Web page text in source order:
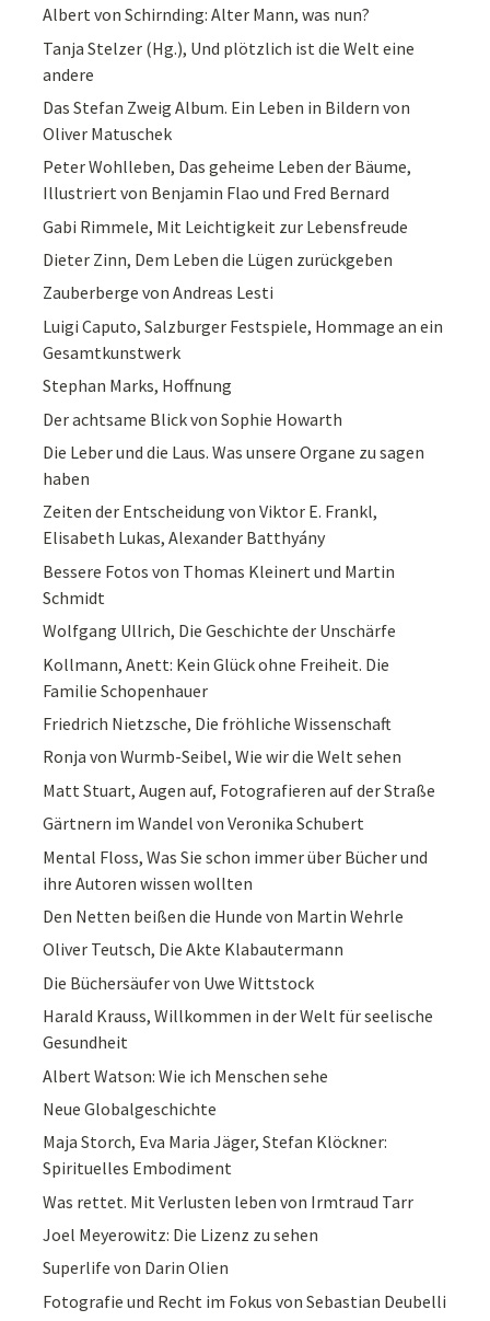
Albert von Schirnding: Alter Mann, was nun?
Tanja Stelzer (Hg.), Und plötzlich ist die Welt eine
andere
Das Stefan Zweig Album. Ein Leben in Bildern von
Oliver Matuschek
Peter Wohlleben, Das geheime Leben der Bäume,
Illustriert von Benjamin Flao und Fred Bernard
Gabi Rimmele, Mit Leichtigkeit zur Lebensfreude
Dieter Zinn, Dem Leben die Lügen zurückgeben
Zauberberge von Andreas Lesti
Luigi Caputo, Salzburger Festspiele, Hommage an ein
Gesamtkunstwerk
Stephan Marks, Hoffnung
Der achtsame Blick von Sophie Howarth
Die Leber und die Laus. Was unsere Organe zu sagen
haben
Zeiten der Entscheidung von Viktor E. Frankl,
Elisabeth Lukas, Alexander Batthyány
Bessere Fotos von Thomas Kleinert und Martin
Schmidt
Wolfgang Ullrich, Die Geschichte der Unschärfe
Kollmann, Anett: Kein Glück ohne Freiheit. Die
Familie Schopenhauer
Friedrich Nietzsche, Die fröhliche Wissenschaft
Ronja von Wurmb-Seibel, Wie wir die Welt sehen
Matt Stuart, Augen auf, Fotografieren auf der Straße
Gärtnern im Wandel von Veronika Schubert
Mental Floss, Was Sie schon immer über Bücher und
ihre Autoren wissen wollten
Den Netten beißen die Hunde von Martin Wehrle
Oliver Teutsch, Die Akte Klabautermann
Die Büchersäufer von Uwe Wittstock
Harald Krauss, Willkommen in der Welt für seelische
Gesundheit
Albert Watson: Wie ich Menschen sehe
Neue Globalgeschichte
Maja Storch, Eva Maria Jäger, Stefan Klöckner:
Spirituelles Embodiment
Was rettet. Mit Verlusten leben von Irmtraud Tarr
Joel Meyerowitz: Die Lizenz zu sehen
Superlife von Darin Olien
Fotografie und Recht im Fokus von Sebastian Deubelli